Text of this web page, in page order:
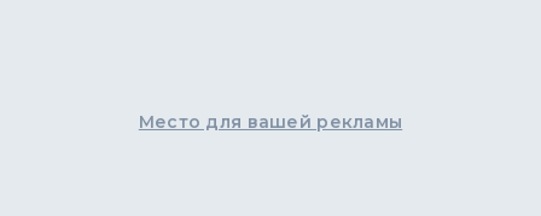
Место для вашей рекламы